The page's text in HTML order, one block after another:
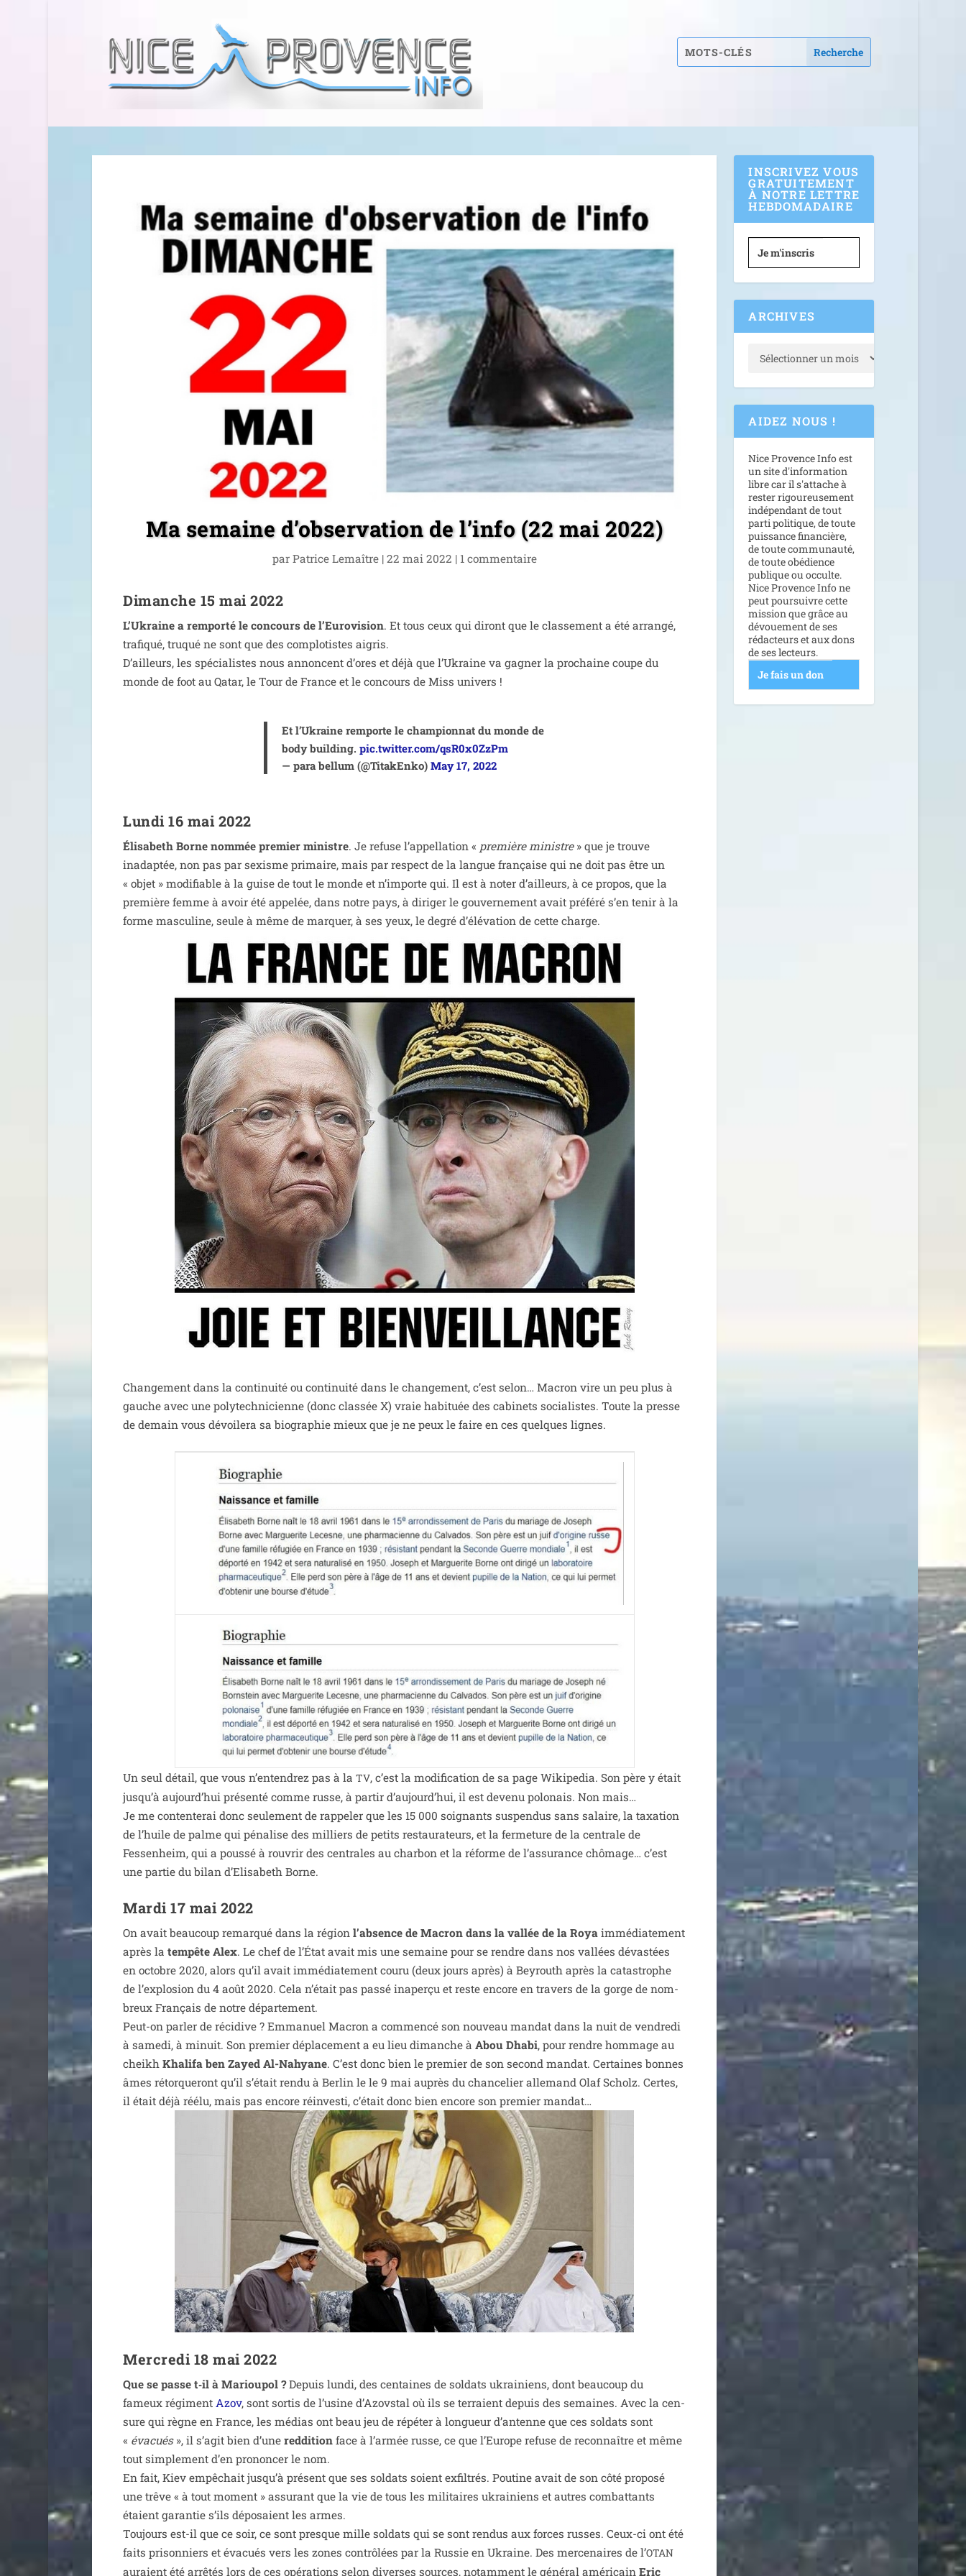
Ma semaine d’observation de l’info (22 mai 2022)
par Patrice Lemaître| 22 mai 2022 | 1 com­men­taire
Dimanche 15 mai 2022
L’Ukraine a rem­por­té le concours de l’Eurovision. Et tous ceux qui diront que le clas­se­ment a été arran­gé,
tra­fi­qué, tru­qué ne sont que des com­plo­tistes aigris.
D’ailleurs, les spé­cia­listes nous annoncent d’ores et déjà que l’Ukraine va gagner la pro­chaine coupe du
monde de foot au Qatar, le Tour de France et le concours de Miss univers !
Et l’Ukraine rem­porte le cham­pion­nat du monde de
body buil­ding. pic.twitter.com/qsR0x0ZzPm
— para bel­lum (@TitakEnko) May 17, 2022
Lundi 16 mai 2022
Élisabeth Borne nom­mée pre­mier ministre. Je refuse l’ap­pel­la­tion « pre­mière ministre» que je trouve
inadap­tée, non pas par sexisme pri­maire, mais par res­pect de la langue fran­çaise qui ne doit pas être un
« objet » modi­fiable à la guise de tout le monde et n’im­porte qui. Il est à noter d’ailleurs, à ce pro­pos, que la
pre­mière femme à avoir été appe­lée, dans notre pays, à diri­ger le gou­ver­ne­ment avait pré­fé­ré s’en tenir à la
forme mas­cu­line, seule à même de mar­quer, à ses yeux, le degré d’élévation de cette charge.
Changement dans la conti­nui­té ou conti­nui­té dans le chan­ge­ment, c’est selon… Macron vire un peu plus à
gauche avec une poly­tech­ni­cienne (donc clas­sée X) vraie habi­tuée des cabi­nets socia­listes. Toute la presse
de demain vous dévoi­le­ra sa bio­gra­phie mieux que je ne peux le faire en ces quelques lignes.
Un seul détail, que vous n’en­ten­drez pas à laTV, c’est la modi­fi­ca­tion de sa page Wikipedia. Son père y était
jus­qu’à aujourd’­hui pré­sen­té comme russe, à par­tir d’au­jourd’­hui, il est deve­nu polo­nais. Non mais…
Je me conten­te­rai donc seule­ment de rap­pe­ler que les 15 000 soi­gnants sus­pen­dus sans salaire, la taxa­tion
de l’huile de palme qui péna­lise des mil­liers de petits res­tau­ra­teurs, et la fer­me­ture de la cen­trale de
Fessenheim, qui a pous­sé à rou­vrir des cen­trales au char­bon et la réforme de l’as­su­rance chô­mage… c’est
une par­tie du bilan d’Elisabeth Borne.
Mardi 17 mai 2022
On avait beau­coup remar­qué dans la régionl’ab­sence de Macron dans la val­lée de la Roya immé­dia­te­ment
après latem­pête Alex. Le chef de l’État avait mis une semaine pour se rendre dans nos val­lées dévas­tées
en octobre 2020, alors qu’il avait immé­dia­te­ment cou­ru (deux jours après) à Beyrouth après la catas­trophe
de l’ex­plo­sion du 4 août 2020. Cela n’é­tait pas pas­sé inaper­çu et reste encore en tra­vers de la gorge de nom­
breux Français de notre dépar­te­ment.
Peut-on par­ler de réci­dive ? Emmanuel Macron a com­men­cé son nou­veau man­dat dans la nuit de ven­dre­di
à same­di, à minuit. Son pre­mier dépla­ce­ment a eu lieu dimanche àAbou Dhabi, pour rendre hom­mage au
cheikhKhalifa ben Zayed Al-Nahyane. C’est donc bien le pre­mier de son second man­dat. Certaines bonnes
âmes rétor­que­ront qu’il s’é­tait ren­du à Berlin le le 9 mai auprès du chan­ce­lier alle­mand Olaf Scholz. Certes,
il était déjà réélu, mais pas encore réin­ves­ti, c’é­tait donc bien encore son pre­mier mandat…
Mercredi 18 mai 2022
Que se passe t‑il à Marioupol ?Depuis lun­di, des cen­taines de sol­dats ukrai­niens, dont beau­coup du
fameux régi­ment Azov, sont sor­tis de l’u­sine d’Azovstal où ils se ter­raient depuis des semaines. Avec la cen­
sure qui règne en France, les médias ont beau jeu de répé­ter à lon­gueur d’an­tenne que ces sol­dats sont
« éva­cués», il s’a­git bien d’unered­di­tion face à l’ar­mée russe, ce que l’Europe refuse de recon­naître et même
tout sim­ple­ment d’en pro­non­cer le nom.
En fait, Kiev empê­chait jus­qu’à pré­sent que ses sol­dats soient exfil­trés. Poutine avait de son côté pro­po­sé
une trêve « à tout moment » assu­rant que la vie de tous les mili­taires ukrai­niens et autres com­bat­tants
étaient garan­tie s’ils dépo­saient les armes.
Toujours est-il que ce soir, ce sont presque mille sol­dats qui se sont ren­dus aux forces russes. Ceux-ci ont été
faits pri­son­niers et éva­cués vers les zones contrô­lées par la Russie en Ukraine. Des mer­ce­naires de l’OTAN
auraient été arrê­tés lors de ces opé­ra­tions selon diverses sources, notam­ment le géné­ral amé­ri­cainEric
INSCRIVEZ VOUS
GRATUITEMENT
À NOTRE LETTRE
HEBDOMADAIRE
Je m'inscris
ARCHIVES
AIDEZ NOUS !
Nice Provence Info est
un site d'information
libre car il s'attache à
rester rigoureusement
indépendant de tout
parti politique, de toute
puissance financière,
de toute communauté,
de toute obédience
publique ou occulte.
Nice Provence Info ne
peut poursuivre cette
mission que grâce au
dévouement de ses
rédacteurs et aux dons
de ses lecteurs.
Je fais un don